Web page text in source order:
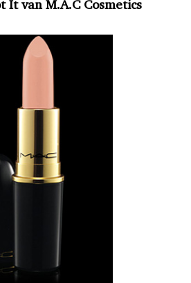
It van M.A.C Cosmetics